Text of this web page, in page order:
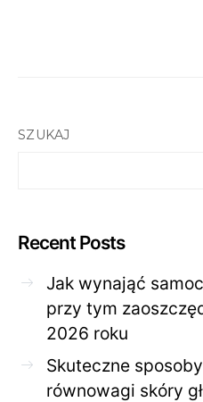
SZUKAJ
Recent Posts
Jak wynająć
przy tym
2026 roku
Skuteczne
równowagi skóry